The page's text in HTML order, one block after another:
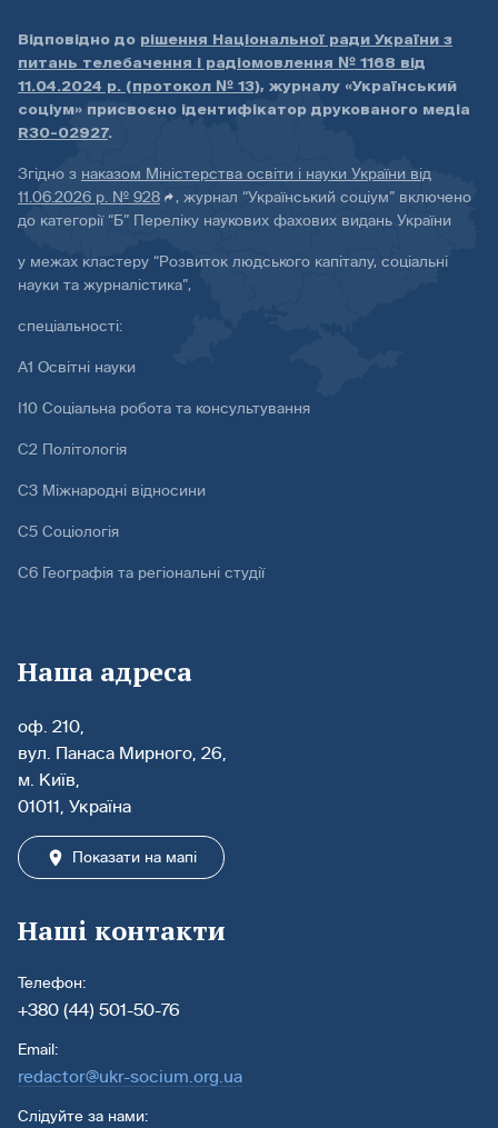
Відповідно до рішення Національної ради України з
питань телебачення і радіомовлення № 1168 від
11.04.2024 р. (протокол № 13), журналу «Український
соціум» присвоєно ідентифікатор друкованого медіа
R30-02927.
Згідно з наказом Міністерства освіти і науки України від
11.06.2026 р. № 928
, журнал “Український соціум” включено
до категорії “Б” Переліку наукових фахових видань України
у межах кластеру “Розвиток людського капіталу, соціальні
науки та журналістика”,
спеціальності:
А1 Освітні науки
І10 Соціальна робота та консультування
С2 Політологія
С3 Міжнародні відносини
С5 Соціологія
С6 Географія та регіональні студії
Наша адреса
оф. 210,
вул. Панаса Мирного, 26,
м. Київ,
01011, Україна
Показати на мапі
Наші контакти
Телефон:
+380 (44) 501-50-76
Email:
redactor@ukr-socium.org.ua
Слідуйте за нами: